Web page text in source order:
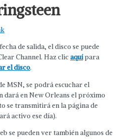
de salida, el disco se puede
Channel. Haz clicaquípara
el disco.
MSN, se podrá escuchar el
dará en New Orleans el próximo
se transmitirá en la página de
activo ese día).
se pueden ver también algunos de